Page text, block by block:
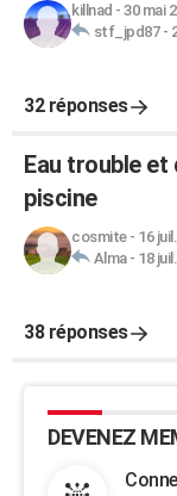
killnad - 30 mai
stf_jpd87-
32 réponses
Eau trouble et
piscine
cosmite- 16
Alma- 18
38 réponses
DEVENEZ